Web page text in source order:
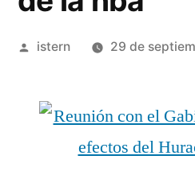
Publicado
istern 29 de